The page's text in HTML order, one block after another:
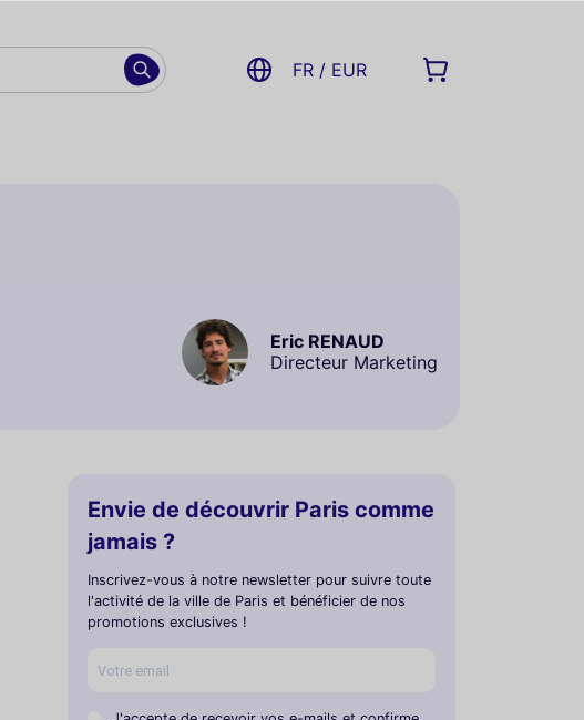
FR / EUR
Eric RENAUD
Directeur Marketing
Envie de découvrir Paris comme
jamais ?
Inscrivez-vous à notre newsletter pour suivre toute
l'activité de la ville de Paris et bénéficier de nos
promotions exclusives !